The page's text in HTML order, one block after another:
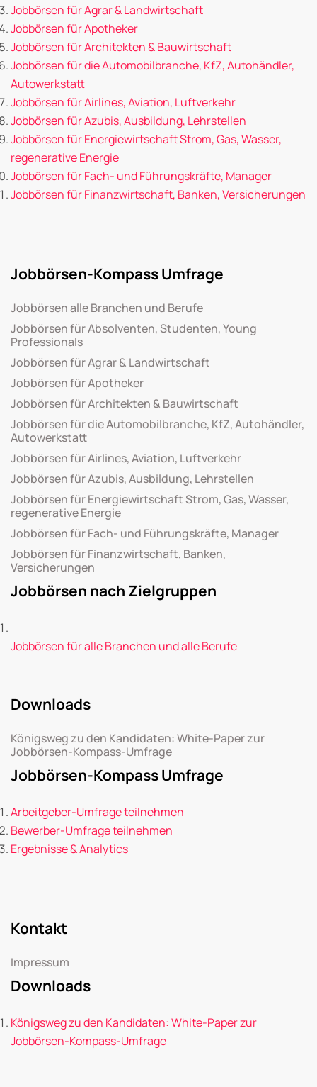
Jobbörsen für Agrar & Landwirtschaft
Jobbörsen für Apotheker
Jobbörsen für Architekten & Bauwirtschaft
Jobbörsen für die Automobilbranche, KfZ, Autohändler,
Autowerkstatt
Jobbörsen für Airlines, Aviation, Luftverkehr
Jobbörsen für Azubis, Ausbildung, Lehrstellen
Jobbörsen für Energiewirtschaft Strom, Gas, Wasser,
regenerative Energie
Jobbörsen für Fach- und Führungskräfte, Manager
Jobbörsen für Finanzwirtschaft, Banken, Versicherungen
Jobbörsen-Kompass Umfrage
Jobbörsen alle Branchen und Berufe
Jobbörsen für Absolventen, Studenten, Young
Professionals
Jobbörsen für Agrar & Landwirtschaft
Jobbörsen für Apotheker
Jobbörsen für Architekten & Bauwirtschaft
Jobbörsen für die Automobilbranche, KfZ, Autohändler,
Autowerkstatt
Jobbörsen für Airlines, Aviation, Luftverkehr
Jobbörsen für Azubis, Ausbildung, Lehrstellen
Jobbörsen für Energiewirtschaft Strom, Gas, Wasser,
regenerative Energie
Jobbörsen für Fach- und Führungskräfte, Manager
Jobbörsen für Finanzwirtschaft, Banken,
Versicherungen
Jobbörsen nach Zielgruppen
Jobbörsen für alle Branchen und alle Berufe
Downloads
Königsweg zu den Kandidaten: White-Paper zur
Jobbörsen-Kompass-Umfrage
Jobbörsen-Kompass Umfrage
Arbeitgeber-Umfrage teilnehmen
Bewerber-Umfrage teilnehmen
Ergebnisse & Analytics
Kontakt
Impressum
Downloads
Königsweg zu den Kandidaten: White-Paper zur
Jobbörsen-Kompass-Umfrage